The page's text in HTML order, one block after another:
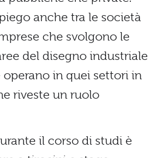
anche tra le società
che svolgono le
del disegno industriale
in quei settori in
riveste un ruolo
il corso di studi è